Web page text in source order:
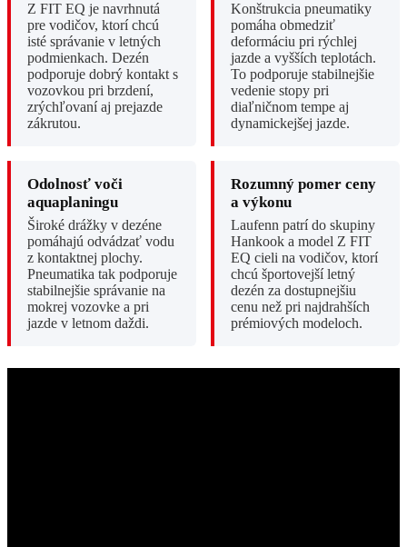
Z FIT EQ je navrhnutá
pre vodičov, ktorí chcú
isté správanie v letných
podmienkach. Dezén
podporuje dobrý kontakt s
vozovkou pri brzdení,
zrýchľovaní aj prejazde
zákrutou.
Konštrukcia pneumatiky
pomáha obmedziť
deformáciu pri rýchlej
jazde a vyšších teplotách.
To podporuje stabilnejšie
vedenie stopy pri
diaľničnom tempe aj
dynamickejšej jazde.
Odolnosť voči
aquaplaningu
Široké drážky v dezéne
pomáhajú odvádzať vodu
z kontaktnej plochy.
Pneumatika tak podporuje
stabilnejšie správanie na
mokrej vozovke a pri
jazde v letnom daždi.
Rozumný pomer ceny
a výkonu
Laufenn patrí do skupiny
Hankook a model Z FIT
EQ cieli na vodičov, ktorí
chcú športovejší letný
dezén za dostupnejšiu
cenu než pri najdrahších
prémiových modeloch.